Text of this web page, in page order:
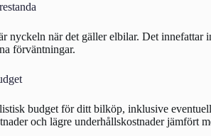
nyckeln när det gäller elbilar. Det
förväntningar.
budget för ditt bilköp, inklusive
och lägre underhållskostnader jämfört